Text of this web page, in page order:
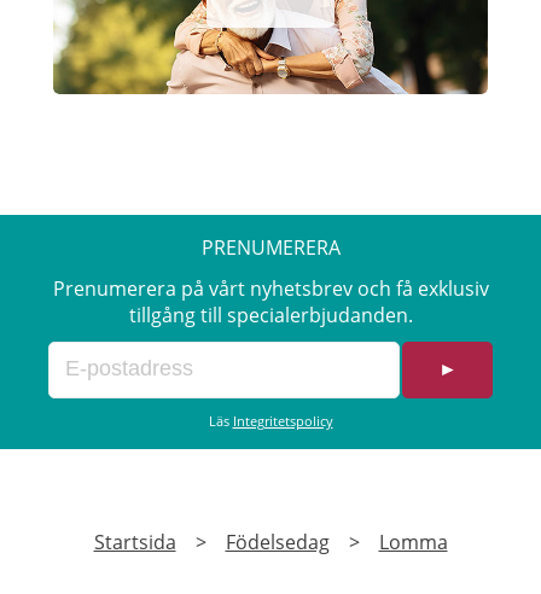
PRENUMERERA
Prenumerera på vårt nyhetsbrev och få exklusiv
tillgång till specialerbjudanden.
►
Läs Integritetspolicy
Startsida > Födelsedag > Lomma